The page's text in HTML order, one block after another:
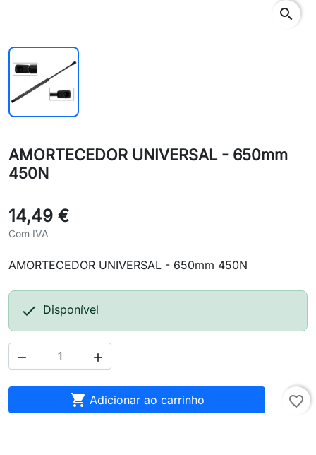
search
AMORTECEDOR UNIVERSAL - 650mm
450N
14,49 €
Com IVA
AMORTECEDOR UNIVERSAL - 650mm 450N
 Disponível
 
 Adicionar ao carrinho favorite_border